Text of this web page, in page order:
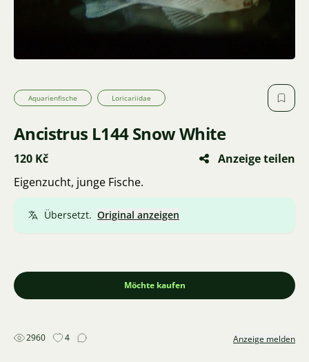
Aquarienfische Loricariidae
Ancistrus L144 Snow White
120 Kč
Anzeige teilen
Eigenzucht, junge Fische.
Übersetzt. Original anzeigen
Möchte kaufen
2960 4 Anzeige melden